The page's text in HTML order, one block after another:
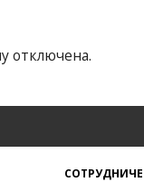
отключена.